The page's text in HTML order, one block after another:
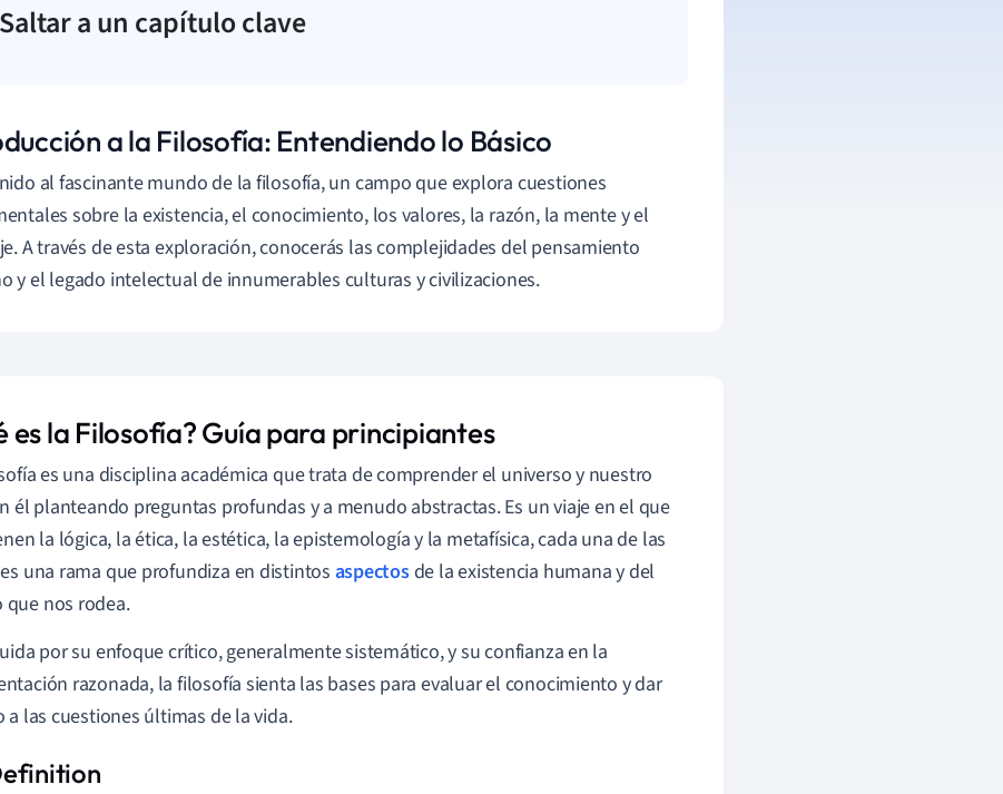
Saltar a un capítulo clave
a la Filosofía: Entendiendo lo Básico
al fascinante mundo de la filosofía, un campo que explora cuestiones
sobre la existencia, el conocimiento, los valores, la razón, la mente y el
A través de esta exploración, conocerás las complejidades del pensamiento
y el legado intelectual de innumerables culturas y civilizaciones.
es la Filosofía? Guía para principiantes
es una disciplina académica que trata de comprender el universo y nuestro
él planteando preguntas profundas y a menudo abstractas. Es un viaje en el que
la lógica, la ética, la estética, la epistemología y la metafísica, cada una de las
una rama que profundiza en distintos aspectosde la existencia humana y del
que nos rodea.
por su enfoque crítico, generalmente sistemático, y su confianza en la
razonada, la filosofía sienta las bases para evaluar el conocimiento y dar
a las cuestiones últimas de la vida.